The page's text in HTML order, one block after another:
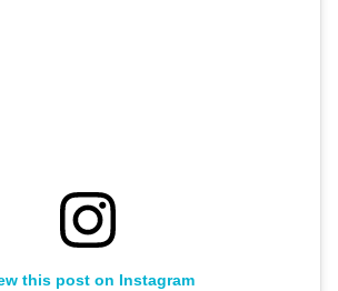
this post on Instagram